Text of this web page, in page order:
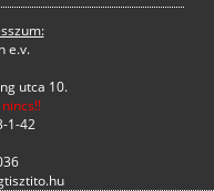
e.v.
utca 10.
1-42